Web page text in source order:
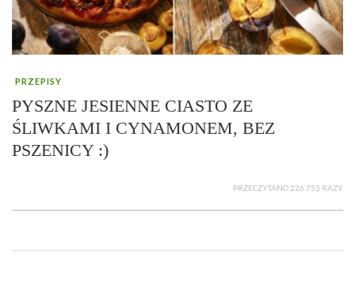
PRZEPISY
PYSZNE JESIENNE CIASTO ZE
ŚLIWKAMI I CYNAMONEM, BEZ
PSZENICY :)
PRZECZYTANO 226 753 RAZY